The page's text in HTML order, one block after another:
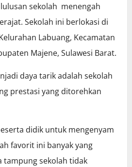
sekolah menengah
Sekolah ini berlokasi di
Labuang, Kecamatan
Majene, Sulawesi Barat.
daya tarik adalah sekolah
prestasi yang ditorehkan
didik untuk mengenyam
favorit ini banyak yang
tampung sekolah tidak